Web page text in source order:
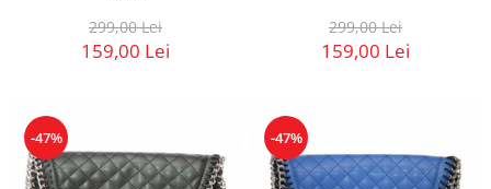
299,00 Lei
159,00 Lei
299,00 Lei
159,00 Lei
-47% -47%